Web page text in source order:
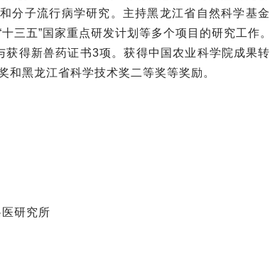
分子流行病学研究。主持黑龙江省自然科学基
三五”国家重点研发计划等多个项目的研究工作
获得新兽药证书3项。获得中国农业科学院成果转
和黑龙江省科学技术奖二等奖等奖励。
研究所